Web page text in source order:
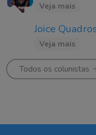
Veja mais
Joice
Veja mais
Todos os colunistas